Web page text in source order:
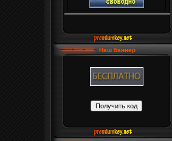
Наш баннер